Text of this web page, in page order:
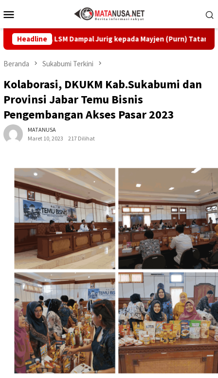
ke
Mobile
Headline
LSM Dampal Jurig kepada Mayjen (Purn) Tatang Zaenudin
Beranda Sukabumi Terkini
Kolaborasi, DKUKM Kab.Sukabumi dan
Provinsi Jabar Temu Bisnis
Pengembangan Akses Pasar 2023
MATANUSA
Maret 10, 2023
217 Dilihat